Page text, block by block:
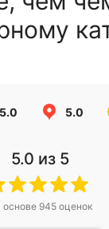
5.0 5.0
5.0 из 5
основе 945оценок